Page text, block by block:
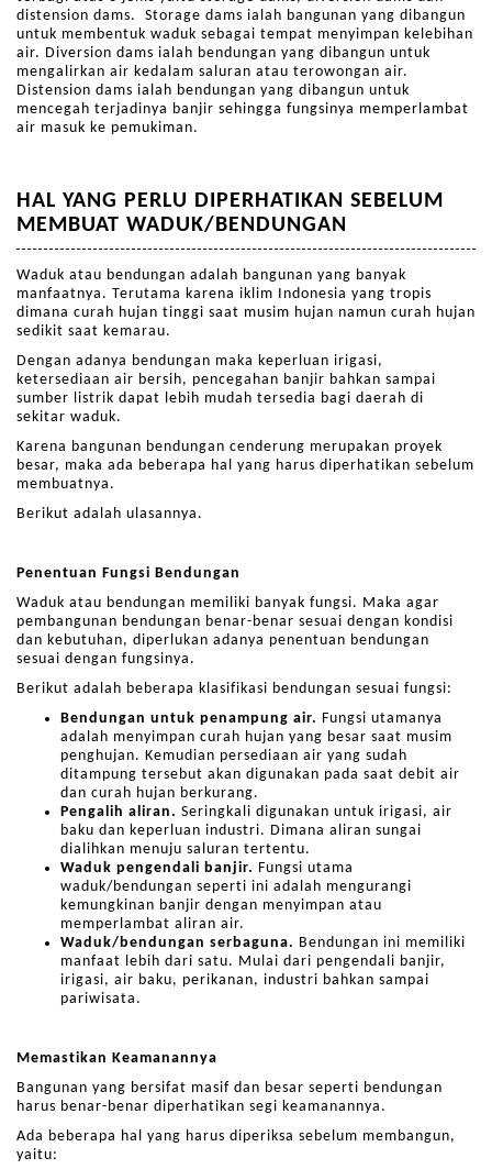
distension dams. Storage dams ialah bangunan yang dibangun
untuk membentuk waduk sebagai tempat menyimpan kelebihan
air. Diversion dams ialah bendungan yang dibangun untuk
mengalirkan air kedalam saluran atau terowongan air.
Distension dams ialah bendungan yang dibangun untuk
mencegah terjadinya banjir sehingga fungsinya memperlambat
air masuk ke pemukiman.
HAL YANG PERLU DIPERHATIKAN SEBELUM
MEMBUAT WADUK/BENDUNGAN
Waduk atau bendungan adalah bangunan yang banyak
manfaatnya. Terutama karena iklim Indonesia yang tropis
dimana curah hujan tinggi saat musim hujan namun curah hujan
sedikit saat kemarau.
Dengan adanya bendungan maka keperluan irigasi,
ketersediaan air bersih, pencegahan banjir bahkan sampai
sumber listrik dapat lebih mudah tersedia bagi daerah di
sekitar waduk.
Karena bangunan bendungan cenderung merupakan proyek
besar, maka ada beberapa hal yang harus diperhatikan sebelum
membuatnya.
Berikut adalah ulasannya.
Penentuan Fungsi Bendungan
Waduk atau bendungan memiliki banyak fungsi. Maka agar
pembangunan bendungan benar-benar sesuai dengan kondisi
dan kebutuhan, diperlukan adanya penentuan bendungan
sesuai dengan fungsinya.
Berikut adalah beberapa klasifikasi bendungan sesuai fungsi:
Bendungan untuk penampung air. Fungsi utamanya
adalah menyimpan curah hujan yang besar saat musim
penghujan. Kemudian persediaan air yang sudah
ditampung tersebut akan digunakan pada saat debit air
dan curah hujan berkurang.
Pengalih aliran. Seringkali digunakan untuk irigasi, air
baku dan keperluan industri. Dimana aliran sungai
dialihkan menuju saluran tertentu.
Waduk pengendali banjir. Fungsi utama
waduk/bendungan seperti ini adalah mengurangi
kemungkinan banjir dengan menyimpan atau
memperlambat aliran air.
Waduk/bendungan serbaguna. Bendungan ini memiliki
manfaat lebih dari satu. Mulai dari pengendali banjir,
irigasi, air baku, perikanan, industri bahkan sampai
pariwisata.
Memastikan Keamanannya
Bangunan yang bersifat masif dan besar seperti bendungan
harus benar-benar diperhatikan segi keamanannya.
Ada beberapa hal yang harus diperiksa sebelum membangun,
yaitu: